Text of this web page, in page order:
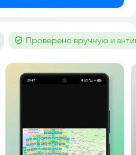
Тег :Проверено вручную и